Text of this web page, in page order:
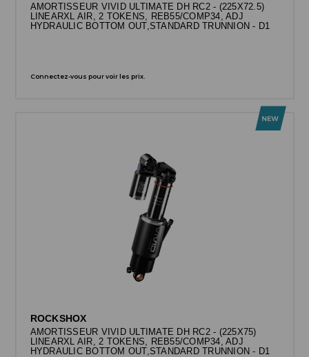
AMORTISSEUR VIVID ULTIMATE DH RC2 - (225X72.5)
LINEARXL AIR, 2 TOKENS, REB55/COMP34, ADJ
HYDRAULIC BOTTOM OUT,STANDARD TRUNNION - D1
Connectez-vous pour voir les prix.
ROCKSHOX
AMORTISSEUR VIVID ULTIMATE DH RC2 - (225X75)
LINEARXL AIR, 2 TOKENS, REB55/COMP34, ADJ
HYDRAULIC BOTTOM OUT,STANDARD TRUNNION - D1